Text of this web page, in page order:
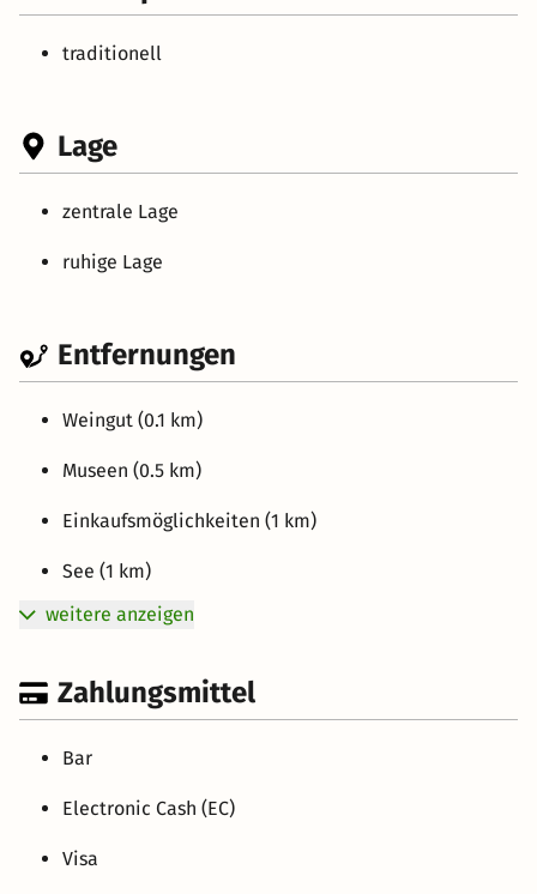
traditionell
Lage
zentrale Lage
ruhige Lage
Entfernungen
Weingut (0.1 km)
Museen (0.5 km)
Einkaufsmöglichkeiten (1 km)
See (1 km)
weitere anzeigen
Zahlungsmittel
Bar
Electronic Cash (EC)
Visa